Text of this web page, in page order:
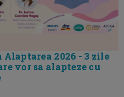
2026 - 3 zile
vor sa alapteze cu